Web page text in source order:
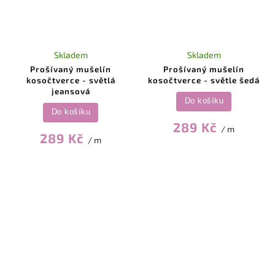
Prošívaný mušelín
kosočtverce - světlá
jeansová
Skladem
289 Kč / m
Do košíku
Prošívaný mušelín
kosočtverce - světle šedá
Skladem
289 Kč / m
Do košíku